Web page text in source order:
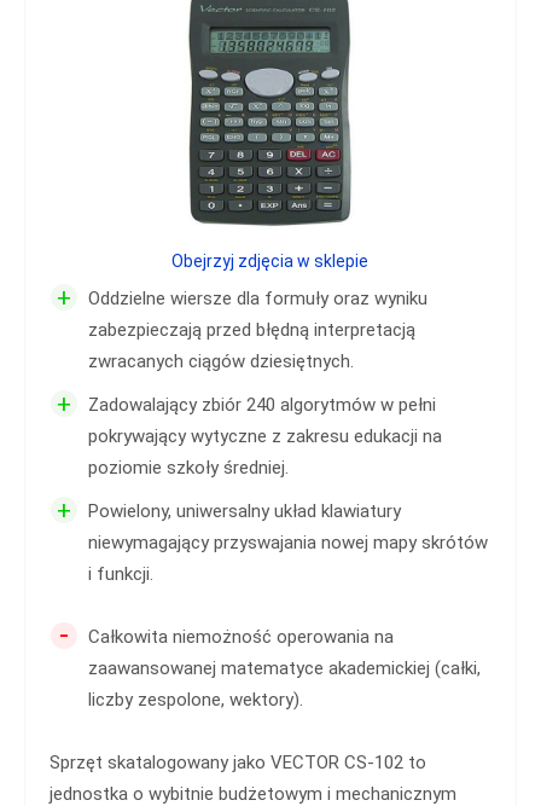
+
Oddzielne wiersze dla formuły oraz wyniku
zabezpieczają przed błędną interpretacją
zwracanych ciągów dziesiętnych.
+
Zadowalający zbiór 240 algorytmów w pełni
pokrywający wytyczne z zakresu edukacji na
poziomie szkoły średniej.
+
Powielony, uniwersalny układ klawiatury
niewymagający przyswajania nowej mapy skrótów
i funkcji.
-
Całkowita niemożność operowania na
zaawansowanej matematyce akademickiej (całki,
liczby zespolone, wektory).
Sprzęt skatalogowany jako VECTOR CS-102 to
jednostka o wybitnie budżetowym i mechanicznym
Obejrzyj zdjęcia w sklepie